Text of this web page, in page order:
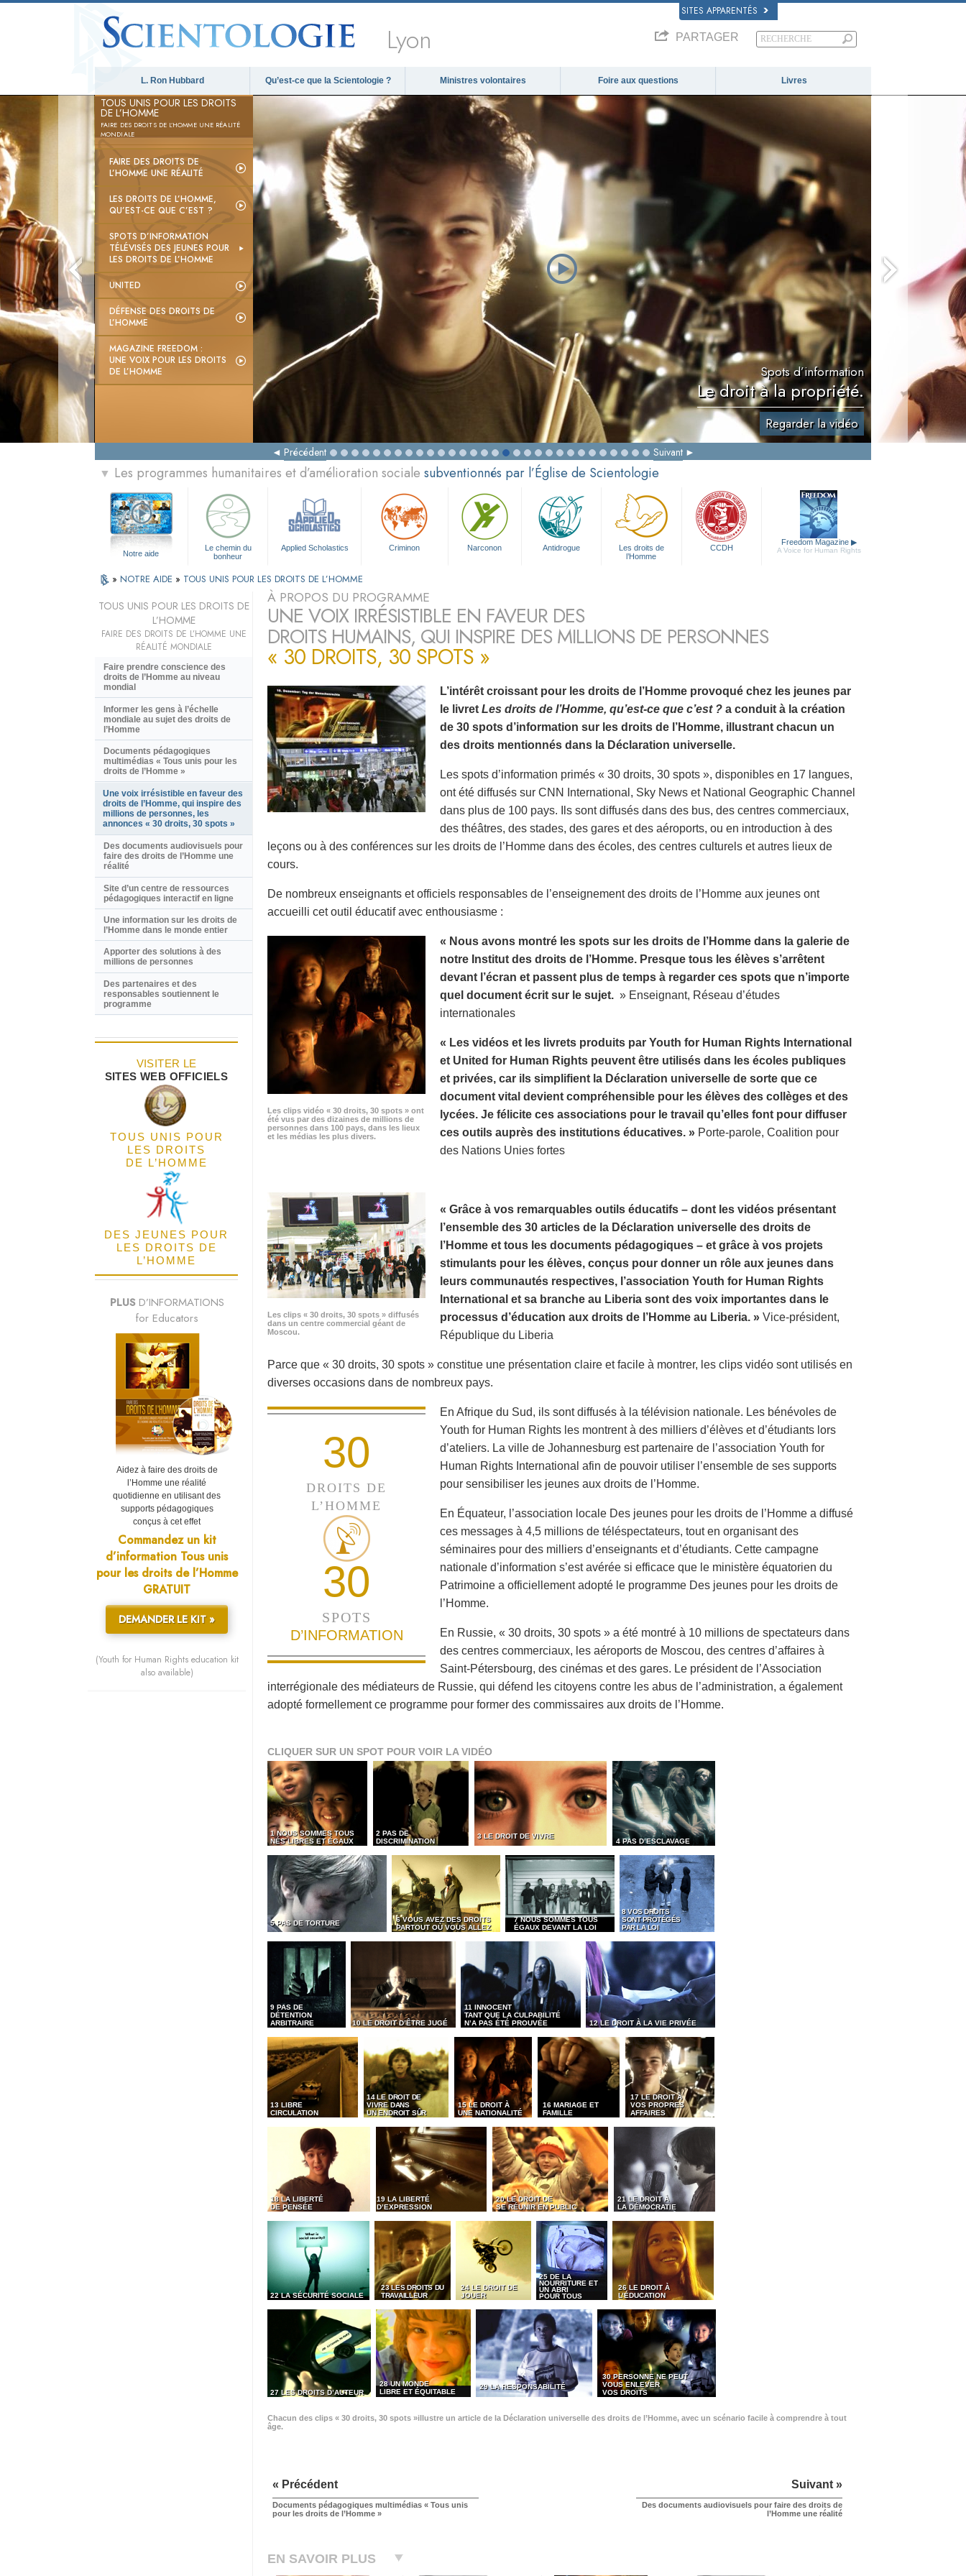
SITES APPARENTÉS
Lyon PARTAGER
L. Ron Hubbard Qu’est-ce que la Scientologie ? Ministres volontaires Foire aux questions Livres
TOUS UNIS POUR LES DROITS
DE L’HOMME
FAIRE DES DROITS DE L’HOMME UNE RÉALITÉ
MONDIALE
FAIRE DES DROITS DE
L’HOMME UNE RÉALITÉ
LES DROITS DE L’HOMME,
QU’EST-CE QUE C’EST ?
SPOTS D’INFORMATION
TÉLÉVISÉS DES JEUNES POUR
LES DROITS DE L’HOMME
UNITED
DÉFENSE DES DROITS DE
L’HOMME
MAGAZINE FREEDOM :
UNE VOIX POUR LES DROITS
DE L’HOMME
Spots d’information
Le droit à la propriété.
Regarder la vidéo
Précédent Suivant
▼ Les programmes humanitaires et d’amélioration sociale subventionnés par l’Église de Scientologie
Notre aide
Le chemin du
bonheur
Applied Scholastics Criminon Narconon Antidrogue
Les droits de
l’Homme
CCDH
Freedom Magazine ▶
A Voice for Human Rights
» NOTRE AIDE » TOUS UNIS POUR LES DROITS DE L’HOMME
À PROPOS DU PROGRAMME
UNE VOIX IRRÉSISTIBLE EN FAVEUR DES
DROITS HUMAINS, QUI INSPIRE DES MILLIONS DE PERSONNES
« 30 DROITS, 30 SPOTS »
L’intérêt croissant pour les droits de l’Homme provoqué chez les jeunes par
le livret Les droits de l’Homme, qu’est-ce que c’est ? a conduit à la création
de 30 spots d’information sur les droits de l’Homme, illustrant chacun un
des droits mentionnés dans la Déclaration universelle.
Les spots d’information primés « 30 droits, 30 spots », disponibles en 17 langues,
ont été diffusés sur CNN International, Sky News et National Geographic Channel
dans plus de 100 pays. Ils sont diffusés dans des bus, des centres commerciaux,
des théâtres, des stades, des gares et des aéroports, ou en introduction à des
leçons ou à des conférences sur les droits de l’Homme dans des écoles, des centres culturels et autres lieux de
cours.
De nombreux enseignants et officiels responsables de l’enseignement des droits de l’Homme aux jeunes ont
accueilli cet outil éducatif avec enthousiasme :
Les clips vidéo « 30 droits, 30 spots » ont
été vus par des dizaines de millions de
personnes dans 100 pays, dans les lieux
et les médias les plus divers.
« Nous avons montré les spots sur les droits de l’Homme dans la galerie de
notre Institut des droits de l’Homme. Presque tous les élèves s’arrêtent
devant l’écran et passent plus de temps à regarder ces spots que n’importe
quel document écrit sur le sujet. » Enseignant, Réseau d’études
internationales
« Les vidéos et les livrets produits par Youth for Human Rights International
et United for Human Rights peuvent être utilisés dans les écoles publiques
et privées, car ils simplifient la Déclaration universelle de sorte que ce
document vital devient compréhensible pour les élèves des collèges et des
lycées. Je félicite ces associations pour le travail qu’elles font pour diffuser
ces outils auprès des institutions éducatives. » Porte-parole, Coalition pour
des Nations Unies fortes
Les clips « 30 droits, 30 spots » diffusés
dans un centre commercial géant de
Moscou.
« Grâce à vos remarquables outils éducatifs – dont les vidéos présentant
l’ensemble des 30 articles de la Déclaration universelle des droits de
l’Homme et tous les documents pédagogiques – et grâce à vos projets
stimulants pour les élèves, conçus pour donner un rôle aux jeunes dans
leurs communautés respectives, l’association Youth for Human Rights
International et sa branche au Liberia sont des voix importantes dans le
processus d’éducation aux droits de l’Homme au Liberia. » Vice-président,
République du Liberia
Parce que « 30 droits, 30 spots » constitue une présentation claire et facile à montrer, les clips vidéo sont utilisés en
diverses occasions dans de nombreux pays.
30
DROITS DE
L’HOMME
30
SPOTS
D’INFORMATION
En Afrique du Sud, ils sont diffusés à la télévision nationale. Les bénévoles de
Youth for Human Rights les montrent à des milliers d’élèves et d’étudiants lors
d’ateliers. La ville de Johannesburg est partenaire de l’association Youth for
Human Rights International afin de pouvoir utiliser l’ensemble de ses supports
pour sensibiliser les jeunes aux droits de l’Homme.
En Équateur, l’association locale Des jeunes pour les droits de l’Homme a diffusé
ces messages à 4,5 millions de téléspectateurs, tout en organisant des
séminaires pour des milliers d’enseignants et d’étudiants. Cette campagne
nationale d’information s’est avérée si efficace que le ministère équatorien du
Patrimoine a officiellement adopté le programme Des jeunes pour les droits de
l’Homme.
En Russie, « 30 droits, 30 spots » a été montré à 10 millions de spectateurs dans
des centres commerciaux, les aéroports de Moscou, des centres d’affaires à
Saint-Pétersbourg, des cinémas et des gares. Le président de l’Association
interrégionale des médiateurs de Russie, qui défend les citoyens contre les abus de l’administration, a également
adopté formellement ce programme pour former des commissaires aux droits de l’Homme.
CLIQUER SUR UN SPOT POUR VOIR LA VIDÉO
1 NOUS SOMMES TOUS
NÉS LIBRES ET ÉGAUX
2 PAS DE
DISCRIMINATION
3 LE DROIT DE VIVRE
4 PAS D’ESCLAVAGE
5 PAS DE TORTURE
6 VOUS AVEZ DES DROITS
PARTOUT OÙ VOUS ALLEZ
7 NOUS SOMMES TOUS
ÉGAUX DEVANT LA LOI
8 VOS DROITS
SONT PROTÉGÉS
PAR LA LOI
9 PAS DE
DÉTENTION
ARBITRAIRE
10 LE DROIT D’ÊTRE JUGÉ
11 INNOCENT
TANT QUE LA CULPABILITÉ
N’A PAS ÉTÉ PROUVÉE
12 LE DROIT À LA VIE PRIVÉE
13 LIBRE
CIRCULATION
14 LE DROIT DE
VIVRE DANS
UN ENDROIT SÛR
15 LE DROIT À
UNE NATIONALITÉ
16 MARIAGE ET
FAMILLE
17 LE DROIT À
VOS PROPRES
AFFAIRES
18 LA LIBERTÉ
DE PENSÉE
19 LA LIBERTÉ
D’EXPRESSION
20 LE DROIT DE
SE RÉUNIR EN PUBLIC
21 LE DROIT À
LA DÉMOCRATIE
22 LA SÉCURITÉ SOCIALE
23 LES DROITS DU
TRAVAILLEUR
24 LE DROIT DE
JOUER
25 DE LA
NOURRITURE ET
UN ABRI
POUR TOUS
26 LE DROIT À
L’ÉDUCATION
27 LES DROITS D’AUTEUR
28 UN MONDE
LIBRE ET ÉQUITABLE
29 LA RESPONSABILITÉ
30 PERSONNE NE PEUT
VOUS ENLEVER
VOS DROITS
Chacun des clips « 30 droits, 30 spots »illustre un article de la Déclaration universelle des droits de l’Homme, avec un scénario facile à comprendre à tout
âge.
« Précédent
Documents pédagogiques multimédias « Tous unis
pour les droits de l’Homme »
Suivant »
Des documents audiovisuels pour faire des droits de
l’Homme une réalité
EN SAVOIR PLUS
TOUS UNIS POUR LES DROITS DE
L’HOMME
FAIRE DES DROITS DE L’HOMME UNE
RÉALITÉ MONDIALE
Faire prendre conscience des
droits de l’Homme au niveau
mondial
Informer les gens à l’échelle
mondiale au sujet des droits de
l’Homme
Documents pédagogiques
multimédias « Tous unis pour les
droits de l’Homme »
Une voix irrésistible en faveur des
droits de l’Homme, qui inspire des
millions de personnes, les
annonces « 30 droits, 30 spots »
Des documents audiovisuels pour
faire des droits de l’Homme une
réalité
Site d’un centre de ressources
pédagogiques interactif en ligne
Une information sur les droits de
l’Homme dans le monde entier
Apporter des solutions à des
millions de personnes
Des partenaires et des
responsables soutiennent le
programme
VISITER LE
SITES WEB OFFICIELS
TOUS UNIS POUR
LES DROITS
DE L’HOMME
DES JEUNES POUR
LES DROITS DE
L’HOMME
PLUS D’INFORMATIONS
for Educators
Aidez à faire des droits de
l’Homme une réalité
quotidienne en utilisant des
supports pédagogiques
conçus à cet effet
Commandez un kit
d’information Tous unis
pour les droits de l’Homme
GRATUIT
DEMANDER LE KIT »
(Youth for Human Rights education kit
also available)